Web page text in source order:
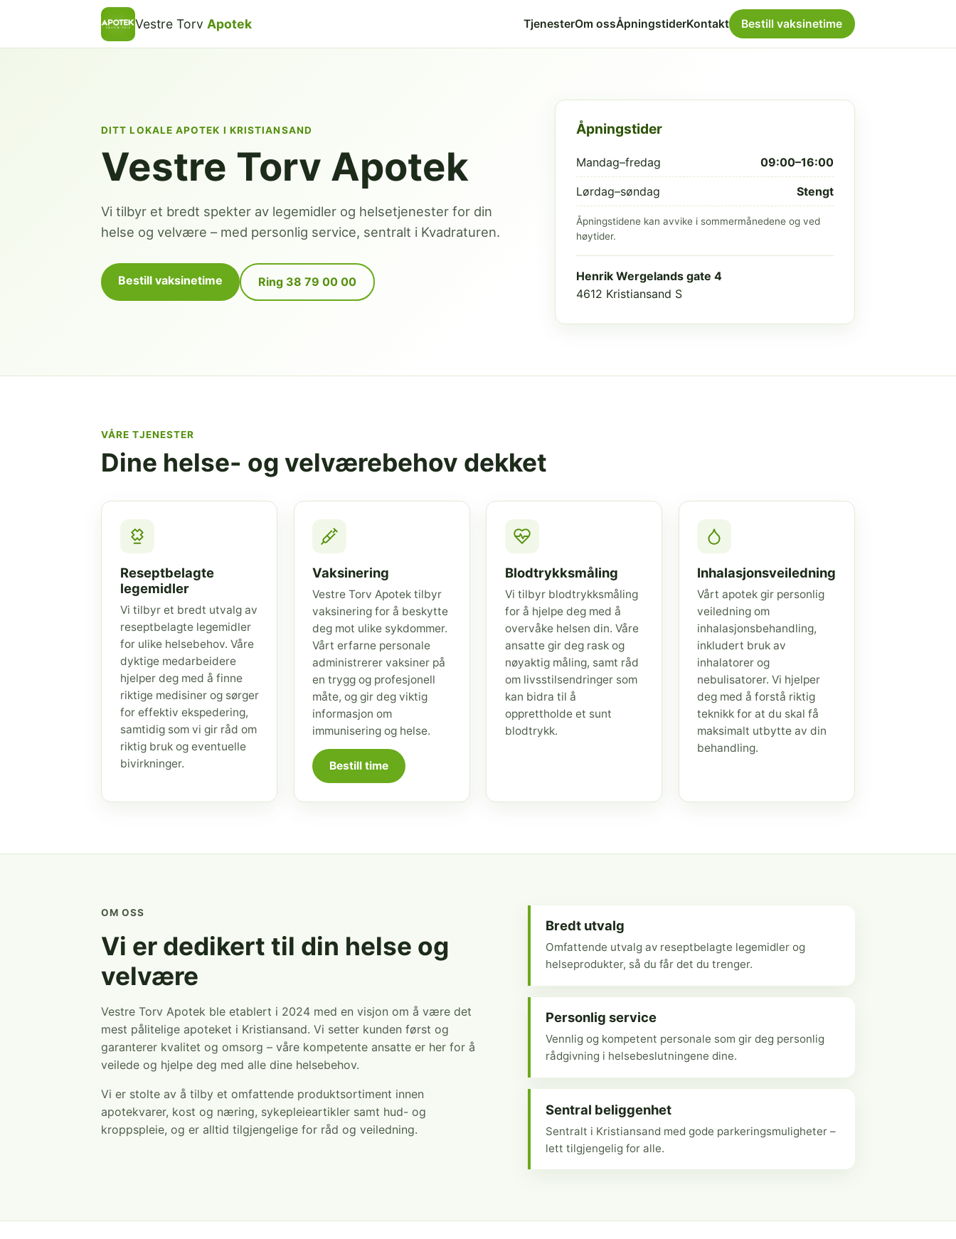
Vestre Torv Apotek TjenesterOm ossÅpningstiderKontakt Bestill vaksinetime
DITT LOKALE APOTEK I KRISTIANSAND
Vestre Torv Apotek
Vi tilbyr et bredt spekter av legemidler og helsetjenester for din
helse og velvære – med personlig service, sentralt i Kvadraturen.
Bestill vaksinetime Ring 38 79 00 00
Åpningstider
Mandag–fredag 09:00–16:00
Lørdag–søndag Stengt
Åpningstidene kan avvike i sommermånedene og ved
høytider.
Henrik Wergelands gate 4
4612 Kristiansand S
VÅRE TJENESTER
Dine helse- og velværebehov dekket
Reseptbelagte
legemidler
Vi tilbyr et bredt utvalg av
reseptbelagte legemidler
for ulike helsebehov. Våre
dyktige medarbeidere
hjelper deg med å finne
riktige medisiner og sørger
for effektiv ekspedering,
samtidig som vi gir råd om
riktig bruk og eventuelle
bivirkninger.
Vaksinering
Vestre Torv Apotek tilbyr
vaksinering for å beskytte
deg mot ulike sykdommer.
Vårt erfarne personale
administrerer vaksiner på
en trygg og profesjonell
måte, og gir deg viktig
informasjon om
immunisering og helse.
Bestill time
Blodtrykksmåling
Vi tilbyr blodtrykksmåling
for å hjelpe deg med å
overvåke helsen din. Våre
ansatte gir deg rask og
nøyaktig måling, samt råd
om livsstilsendringer som
kan bidra til å
opprettholde et sunt
blodtrykk.
Inhalasjonsveiledning
Vårt apotek gir personlig
veiledning om
inhalasjonsbehandling,
inkludert bruk av
inhalatorer og
nebulisatorer. Vi hjelper
deg med å forstå riktig
teknikk for at du skal få
maksimalt utbytte av din
behandling.
OM OSS
Vi er dedikert til din helse og
velvære
Vestre Torv Apotek ble etablert i 2024 med en visjon om å være det
mest pålitelige apoteket i Kristiansand. Vi setter kunden først og
garanterer kvalitet og omsorg – våre kompetente ansatte er her for å
veilede og hjelpe deg med alle dine helsebehov.
Vi er stolte av å tilby et omfattende produktsortiment innen
apotekvarer, kost og næring, sykepleieartikler samt hud- og
kroppspleie, og er alltid tilgjengelige for råd og veiledning.
Bredt utvalg
Omfattende utvalg av reseptbelagte legemidler og
helseprodukter, så du får det du trenger.
Personlig service
Vennlig og kompetent personale som gir deg personlig
rådgivning i helsebeslutningene dine.
Sentral beliggenhet
Sentralt i Kristiansand med gode parkeringsmuligheter –
lett tilgjengelig for alle.